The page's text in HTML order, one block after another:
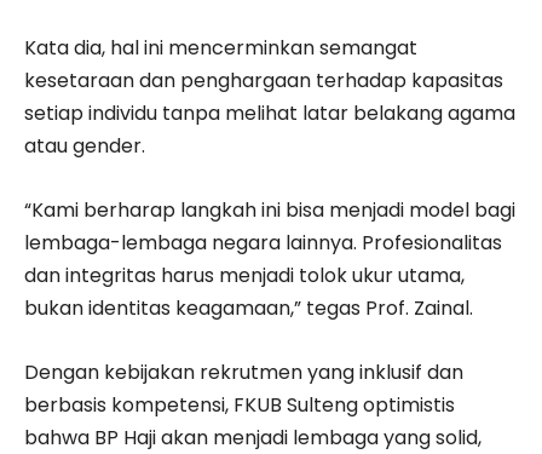
Kata dia, hal ini mencerminkan semangat
kesetaraan dan penghargaan terhadap kapasitas
setiap individu tanpa melihat latar belakang agama
atau gender.
“Kami berharap langkah ini bisa menjadi model bagi
lembaga-lembaga negara lainnya. Profesionalitas
dan integritas harus menjadi tolok ukur utama,
bukan identitas keagamaan,” tegas Prof. Zainal.
Dengan kebijakan rekrutmen yang inklusif dan
berbasis kompetensi, FKUB Sulteng optimistis
bahwa BP Haji akan menjadi lembaga yang solid,